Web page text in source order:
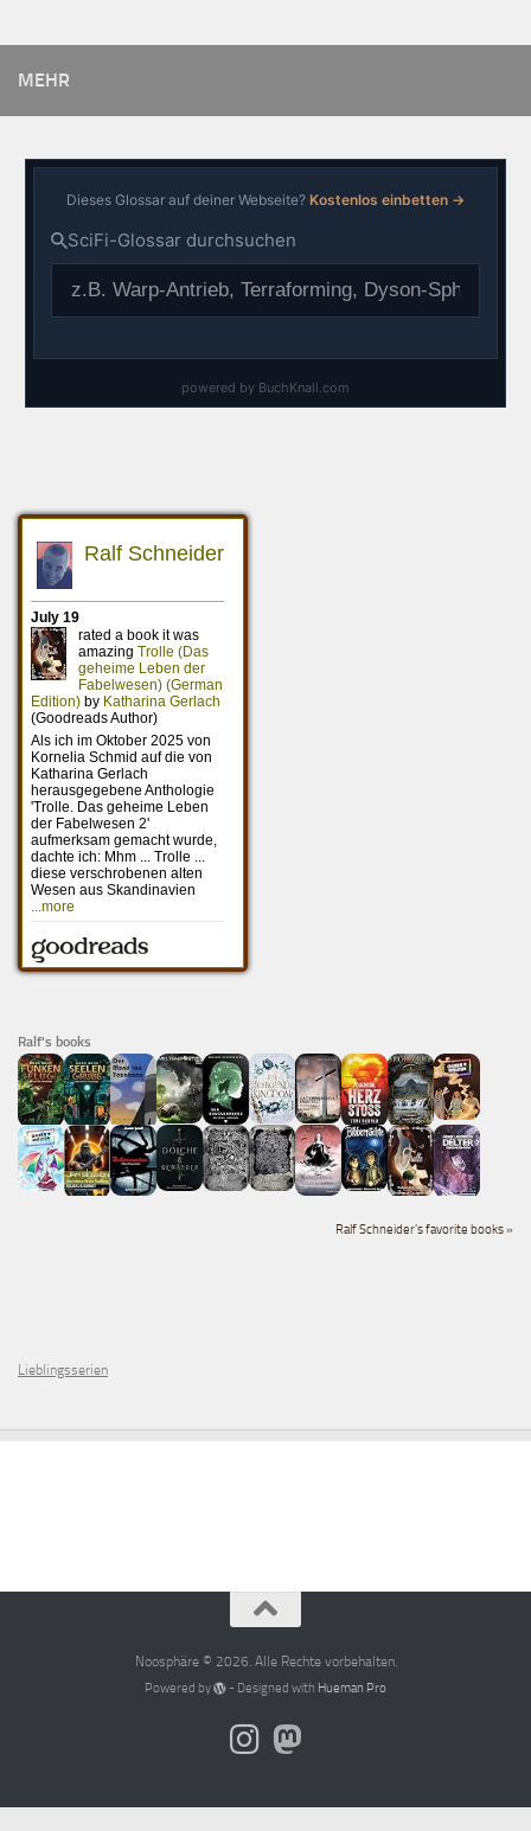
MEHR
Ralf's books
Ralf Schneider's favorite books »
Lieblingsserien
Noosphäre © 2026. Alle Rechte vorbehalten.
Powered by - Designed with Hueman Pro